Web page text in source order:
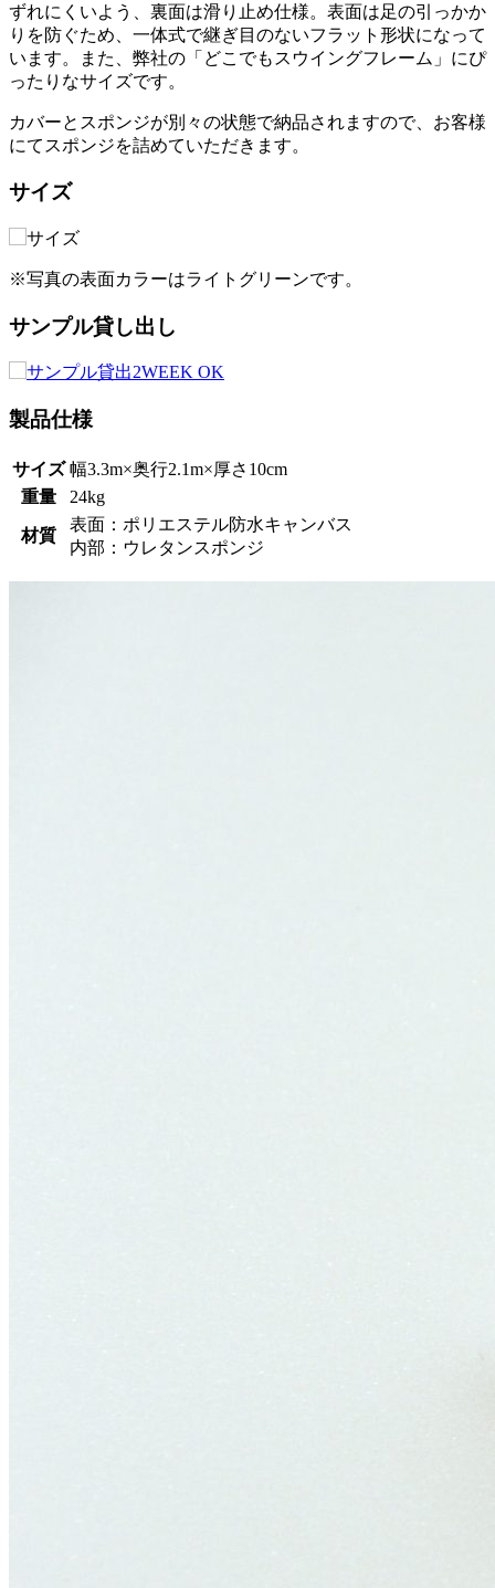
ずれにくいよう、裏面は滑り止め仕様。表面は足の引っかか
りを防ぐため、一体式で継ぎ目のないフラット形状になって
います。また、弊社の「どこでもスウイングフレーム」にぴ
ったりなサイズです。
カバーとスポンジが別々の状態で納品されますので、お客様
にてスポンジを詰めていただきます。
サイズ
※写真の表面カラーはライトグリーンです。
サンプル貸し出し
製品仕様
サイズ 幅3.3m×奥行2.1m×厚さ10cm
重量
24kg
材質
表面：ポリエステル防水キャンバス
内部：ウレタンスポンジ